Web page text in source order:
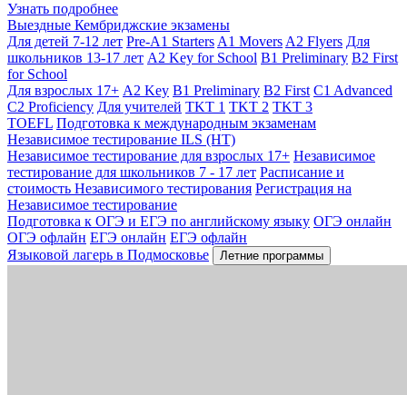
Узнать подробнее
Выездные Кембриджские экзамены
Для детей 7-12 лет Pre-A1 Starters A1 Movers A2 Flyers Для
школьников 13-17 лет A2 Key for School B1 Preliminary B2 First
for School
Для взрослых 17+ A2 Key B1 Preliminary B2 First C1 Advanced
C2 Proficiency Для учителей TKT 1 TKT 2 TKT 3
TOEFL Подготовка к международным экзаменам
Независимое тестирование ILS (НТ)
Независимое тестирование для взрослых 17+ Независимое
тестирование для школьников 7 - 17 лет Расписание и
стоимость Независимого тестирования Регистрация на
Независимое тестирование
Подготовка к ОГЭ и ЕГЭ по английскому языку ОГЭ онлайн
ОГЭ офлайн ЕГЭ онлайн ЕГЭ офлайн
Языковой лагерь в Подмосковье
Летние программы